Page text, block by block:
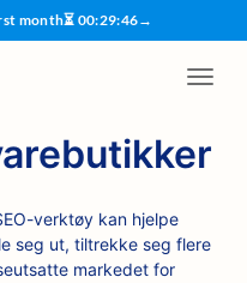
month⏳ 00:29:45→
verktøy kan hjelpe
seg ut, tiltrekke seg flere
markedet for